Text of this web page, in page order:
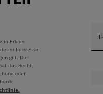
in Erkner
Interesse
gilt. Die
das Recht,
oder